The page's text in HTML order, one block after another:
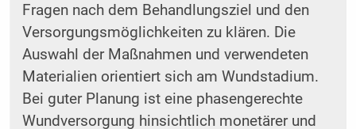
Fragen nach dem Behandlungsziel und den
Versorgungsmöglichkeiten zu klären. Die
Auswahl der Maßnahmen und verwendeten
Materialien orientiert sich am Wundstadium.
Bei guter Planung ist eine phasengerechte
Wundversorgung hinsichtlich monetärer und